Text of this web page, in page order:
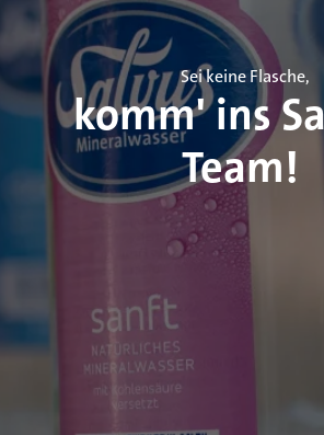
Sei keine Flasche,
komm' ins
Team!